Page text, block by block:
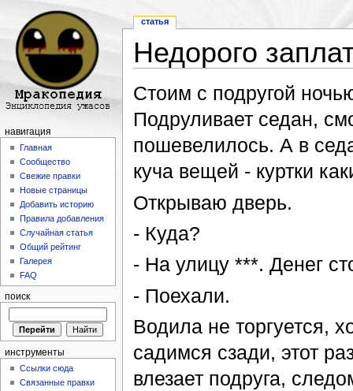
Недорого
Стоим с подругой
Подруливает седан,
пошевелилось. А в
куча вещей - куртки
Открываю дверь.
- Куда?
- На улицу ***. Денег
- Поехали.
Водила не торгуется,
садимся сзади, этот
влезает подруга,
статья
навигация
Главная
Сообщество
Свежие правки
Новые страницы
Добавить историю
Правила добавления
Случайная статья
Общий рейтинг
Галерея
FAQ
поиск
инструменты
Ссылки сюда
Связанные правки